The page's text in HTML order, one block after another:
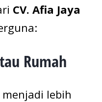
CV. Afia Jaya
Rumah
lebih